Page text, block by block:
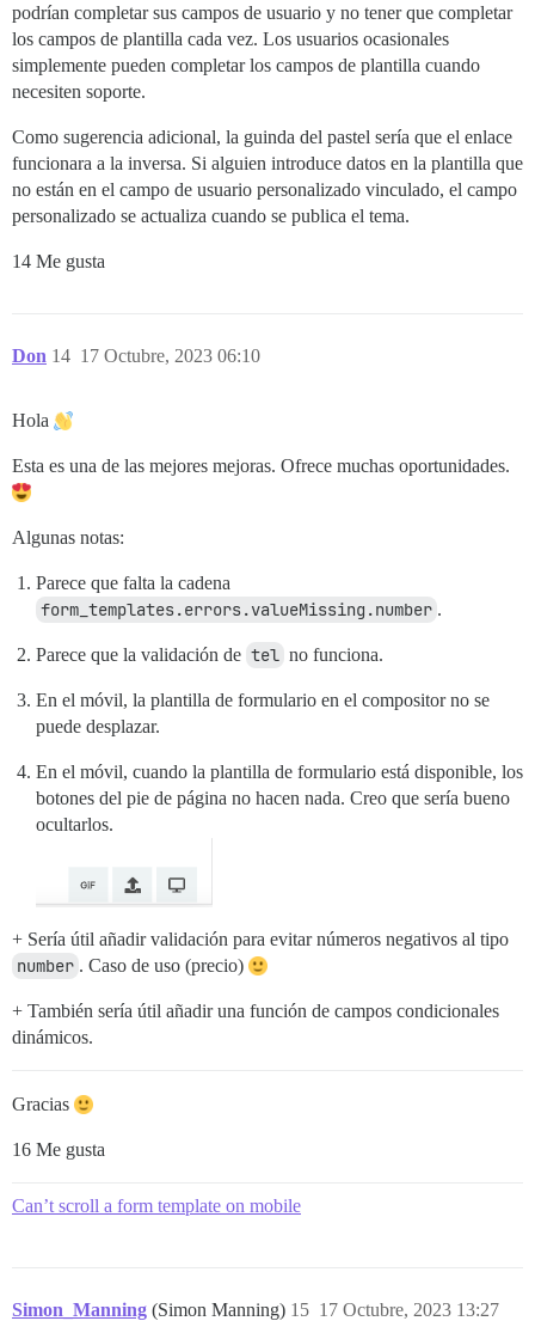
podrían completar sus campos de usuario y no tener que completar
los campos de plantilla cada vez. Los usuarios ocasionales
simplemente pueden completar los campos de plantilla cuando
necesiten soporte.
Como sugerencia adicional, la guinda del pastel sería que el enlace
funcionara a la inversa. Si alguien introduce datos en la plantilla que
no están en el campo de usuario personalizado vinculado, el campo
personalizado se actualiza cuando se publica el tema.
14 Me gusta
Don 17 Octubre, 2023 06:10
14
Hola
Esta es una de las mejores mejoras. Ofrece muchas oportunidades.
Algunas notas:
Parece que falta la cadena
form_templates.errors.valueMissing.number .
Parece que la validación de tel no funciona.
En el móvil, la plantilla de formulario en el compositor no se
puede desplazar.
En el móvil, cuando la plantilla de formulario está disponible, los
botones del pie de página no hacen nada. Creo que sería bueno
ocultarlos.
+ Sería útil añadir validación para evitar números negativos al tipo
number . Caso de uso (precio)
+ También sería útil añadir una función de campos condicionales
dinámicos.
Gracias
16 Me gusta
Can’t scroll a form template on mobile
Simon_Manning (Simon Manning) 17 Octubre, 2023 13:27
15